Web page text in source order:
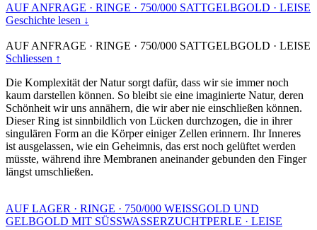
AUF ANFRAGE · RINGE · 750/000 SATTGELBGOLD · LEISE
Geschichte lesen ↓
AUF ANFRAGE · RINGE · 750/000 SATTGELBGOLD · LEISE
Schliessen ↑
Die Komplexität der Natur sorgt dafür, dass wir sie immer noch
kaum darstellen können. So bleibt sie eine imaginierte Natur, deren
Schönheit wir uns annähern, die wir aber nie einschließen können.
Dieser Ring ist sinnbildlich von Lücken durchzogen, die in ihrer
singulären Form an die Körper einiger Zellen erinnern. Ihr Inneres
ist ausgelassen, wie ein Geheimnis, das erst noch gelüftet werden
müsste, während ihre Membranen aneinander gebunden den Finger
längst umschließen.
AUF LAGER · RINGE · 750/000 WEISSGOLD UND
GELBGOLD MIT SÜSSWASSERZUCHTPERLE · LEISE